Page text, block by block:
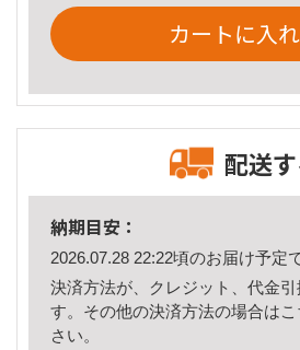
カートに入
配送
納期目安：
2026.07.28 22:22頃のお届け予定
決済方法が、クレジット、代金
す。その他の決済方法の場合は
さい。